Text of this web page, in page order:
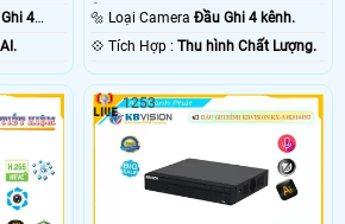
4
Camera .
🔩 Loại CameraĐầu Ghi 4 kênh.
️💠 Tích Hợp :Thu hình Chất Lượng.
1253